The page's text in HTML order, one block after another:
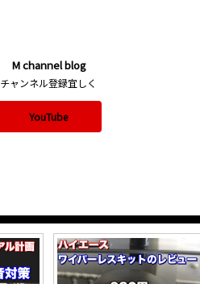
M channel blog
チャンネル登録宜しく
YouTube